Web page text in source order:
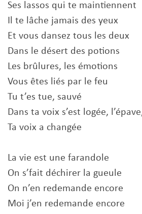
Ses lassos qui te maintiennent
Il te lâche jamais des yeux
Et vous dansez tous les deux
Dans le désert des potions
Les brûlures, les émotions
Vous êtes liés par le feu
Tu t’es tue, sauvé
Dans ta voix s’est logée,
Ta voix a changée
La vie est une farandole
On s’fait déchirer la gueule
On n’en redemande encore
Moi j’en redemande encore